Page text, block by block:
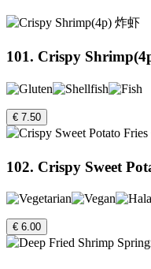
101. Crispy
€ 7.50
102. Crispy Sweet
€ 6.00